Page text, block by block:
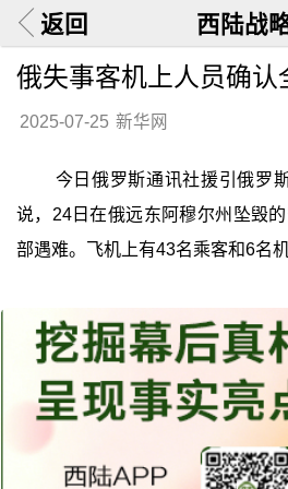
返回 西陆战
俄失事客机上人员确认
2025-07-25 新华网
今日俄罗斯通讯社援引俄罗
说，24日在俄远东阿穆尔州坠毁
部遇难。飞机上有43名乘客和6名机